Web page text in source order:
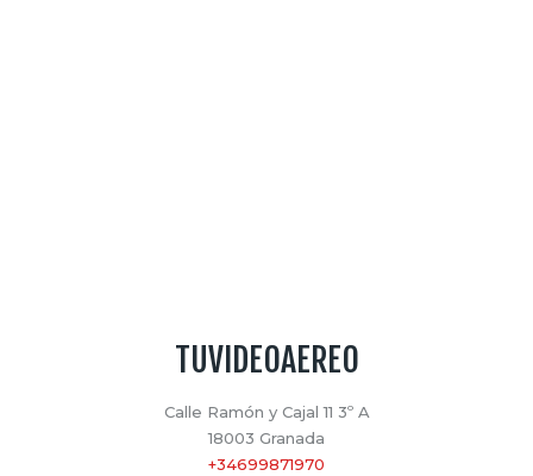
TUVIDEOAEREO
Calle Ramón y Cajal 11 3º A
18003 Granada
+34699871970